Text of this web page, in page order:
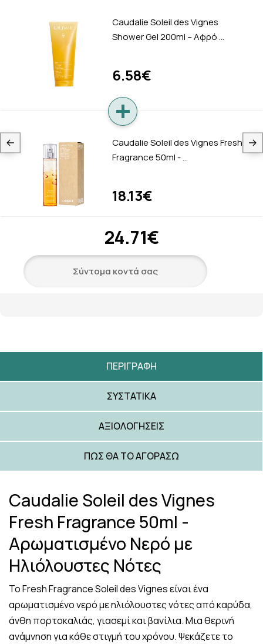
Caudalie Soleil des Vignes
Shower Gel 200ml – Αφρό …
6.58€
Caudalie Soleil des Vignes Fresh
Fragrance 50ml - …
18.13€
24.71€
Σύντομα κοντά σας
ΠΕΡΙΓΡΑΦΉ
ΣΥΣΤΑΤΙΚΆ
ΑΞΙΟΛΟΓΉΣΕΙΣ
ΠΩΣ ΘΑ ΤΟ ΑΓΟΡΆΣΩ
Caudalie Soleil des Vignes
Fresh Fragrance 50ml -
Αρωματισμένο Νερό με
Ηλιόλουστες Νότες
Το Fresh Fragrance Soleil des Vignes είναι ένα
αρωματισμένο νερό με ηλιόλουστες νότες από καρύδα,
άνθη πορτοκαλιάς, γιασεμί και βανίλια. Μια θερινή
ανάμνηση για κάθε στιγμή του χρόνου. Ψεκάζετε το